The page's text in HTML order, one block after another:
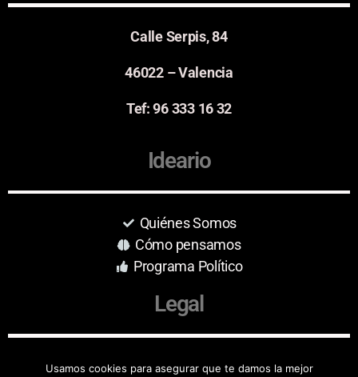
Calle Serpis, 84
46022 – Valencia
Tef: 96 333 16 32
Ideario
Quiénes Somos
Cómo pensamos
Programa Político
Legal
Aviso Legal
Usamos cookies para asegurar que te damos la mejor